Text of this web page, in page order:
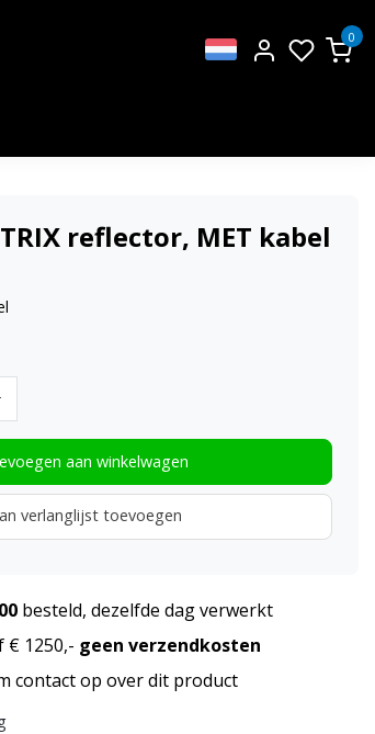
0
reflector, MET kabel
aan winkelwagen
verlanglijst toevoegen
besteld, dezelfde dag verwerkt
€ 1250,- geen verzendkosten
contact op over dit product